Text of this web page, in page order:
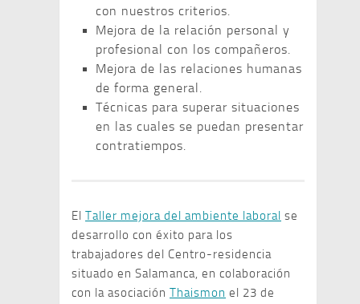
con nuestros criterios.
Mejora de la relación personal y
profesional con los compañeros.
Mejora de las relaciones humanas
de forma general.
Técnicas para superar situaciones
en las cuales se puedan presentar
contratiempos.
El Taller mejora del ambiente laboral se
desarrollo con éxito para los
trabajadores del Centro-residencia
situado en Salamanca, en colaboración
con la asociación Thaismon el 23 de